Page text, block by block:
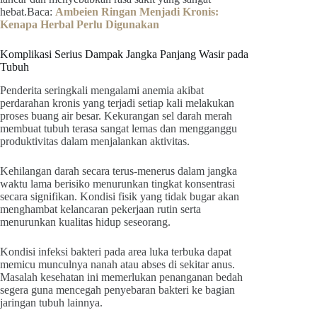
hebat.Baca: Ambeien Ringan Menjadi Kronis:
Kenapa Herbal Perlu Digunakan
Komplikasi Serius Dampak Jangka Panjang Wasir pada
Tubuh
Penderita seringkali mengalami anemia akibat
perdarahan kronis yang terjadi setiap kali melakukan
proses buang air besar. Kekurangan sel darah merah
membuat tubuh terasa sangat lemas dan mengganggu
produktivitas dalam menjalankan aktivitas.
Kehilangan darah secara terus-menerus dalam jangka
waktu lama berisiko menurunkan tingkat konsentrasi
secara signifikan. Kondisi fisik yang tidak bugar akan
menghambat kelancaran pekerjaan rutin serta
menurunkan kualitas hidup seseorang.
Kondisi infeksi bakteri pada area luka terbuka dapat
memicu munculnya nanah atau abses di sekitar anus.
Masalah kesehatan ini memerlukan penanganan bedah
segera guna mencegah penyebaran bakteri ke bagian
jaringan tubuh lainnya.